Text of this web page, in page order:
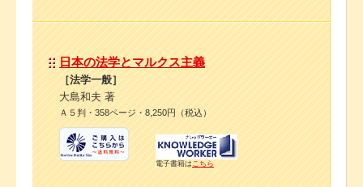
日本の法学とマルクス主義
［法学一般］
大島和夫 著
Ａ５判・358ページ・8,250円（税込）
電子書籍はこちら